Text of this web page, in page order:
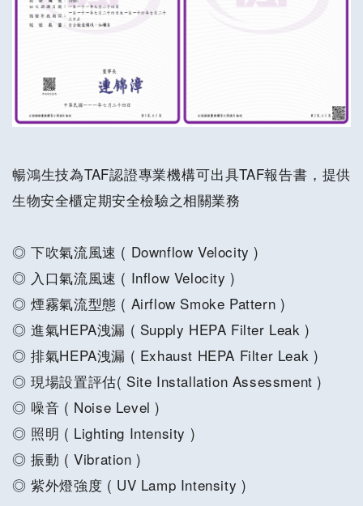
暢鴻生技為TAF認證專業機構可出具TAF報告書，提供
生物安全櫃定期安全檢驗之相關業務
◎ 下吹氣流風速 ( Downflow Velocity )
◎ 入口氣流風速 ( Inflow Velocity )
◎ 煙霧氣流型態 ( Airflow Smoke Pattern )
◎ 進氣HEPA洩漏 ( Supply HEPA Filter Leak )
◎ 排氣HEPA洩漏 ( Exhaust HEPA Filter Leak )
◎ 現場設置評估( Site Installation Assessment )
◎ 噪音 ( Noise Level )
◎ 照明 ( Lighting Intensity )
◎ 振動 ( Vibration )
◎ 紫外燈強度 ( UV Lamp Intensity )